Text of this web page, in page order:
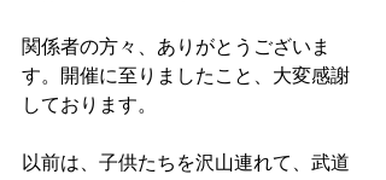
関係者の方々、ありがとうございま
す。開催に至りましたこと、大変感謝
しております。
以前は、子供たちを沢山連れて、武道